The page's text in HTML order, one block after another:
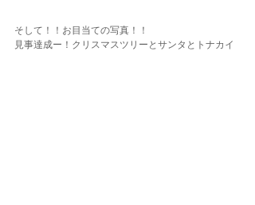
そして！！お目当ての写真！！
見事達成ー！クリスマスツリーとサンタとトナカイ